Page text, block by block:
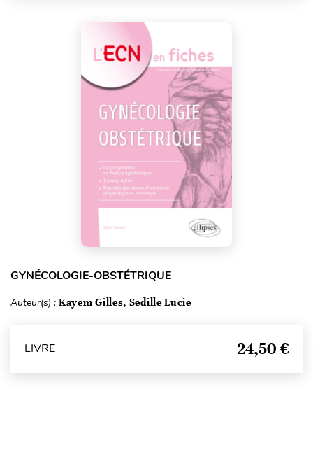
GYNÉCOLOGIE-OBSTÉTRIQUE
Auteur(s) : Kayem Gilles, Sedille Lucie
LIVRE 24,50 €